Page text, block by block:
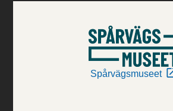
Spårvägsmuseet